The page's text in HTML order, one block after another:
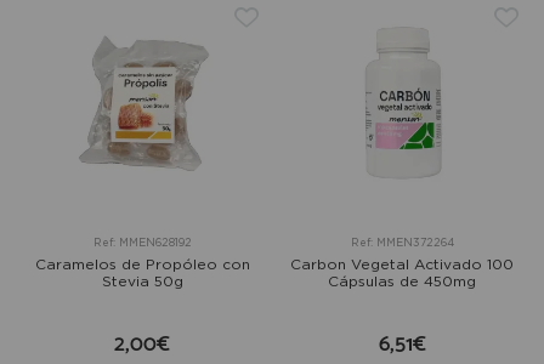
Ref: MMEN628192
Caramelos de Propóleo con
Stevia 50g
2,00€
Ref: MMEN372264
Carbon Vegetal Activado 100
Cápsulas de 450mg
6,51€